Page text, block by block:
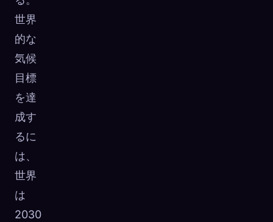
世界
的な
気候
目標
を達
成す
るに
は、
世界
は
2030